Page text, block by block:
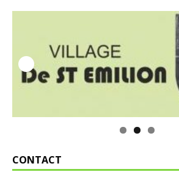
CONTACT